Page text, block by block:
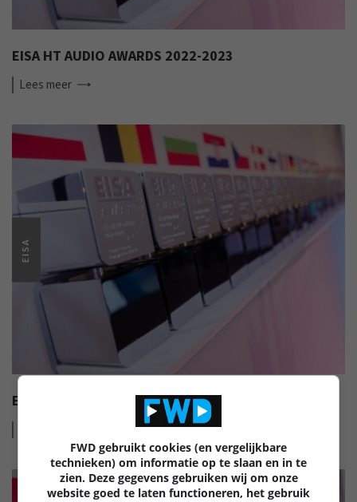
EISA HT AUDIO AWARDS 2022-2023
Lees meer
EISA
EISA HI-FI AWARDS 2022-2023
FWD gebruikt cookies (en vergelijkbare
technieken) om informatie op te slaan en in te
zien. Deze gegevens gebruiken wij om onze
website goed te laten functioneren, het gebruik